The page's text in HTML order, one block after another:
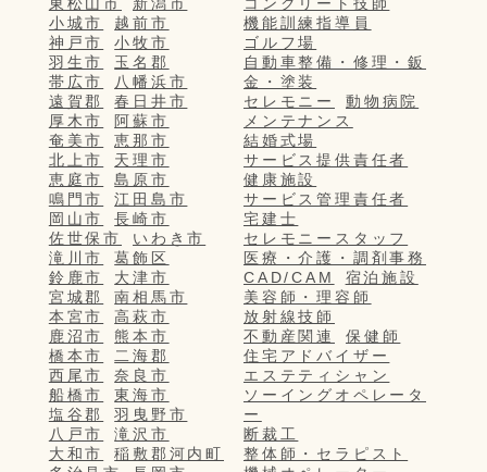
東松山市
新潟市
小城市
越前市
神戸市
小牧市
羽生市
玉名郡
帯広市
八幡浜市
遠賀郡
春日井市
厚木市
阿蘇市
奄美市
恵那市
北上市
天理市
恵庭市
島原市
鳴門市
江田島市
岡山市
長崎市
佐世保市
いわき市
滝川市
葛飾区
鈴鹿市
大津市
宮城郡
南相馬市
本宮市
高萩市
鹿沼市
熊本市
橋本市
二海郡
西尾市
奈良市
船橋市
東海市
塩谷郡
羽曳野市
八戸市
滝沢市
大和市
稲敷郡河内町
コンクリート技師
機能訓練指導員
ゴルフ場
自動車整備・修理・鈑
金・塗装
セレモニー
動物病院
メンテナンス
結婚式場
サービス提供責任者
健康施設
サービス管理責任者
宅建士
セレモニースタッフ
医療・介護・調剤事務
CAD/CAM
宿泊施設
美容師・理容師
放射線技師
不動産関連
保健師
住宅アドバイザー
エステティシャン
ソーイングオペレータ
ー
断裁工
整体師・セラピスト